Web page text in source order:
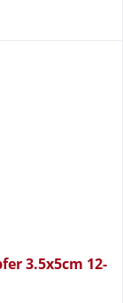
3.5x5cm 12-